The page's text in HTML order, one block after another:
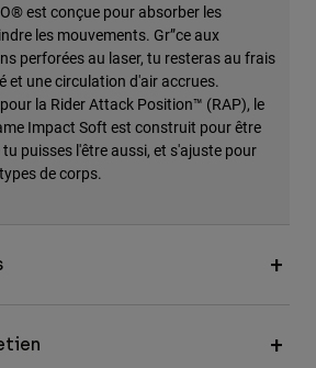
est conçue pour absorber les
les mouvements. Gr”ce aux
perforées au laser, tu resteras au frais
et une circulation d'air accrues.
la Rider Attack Position™ (RAP), le
Impact Soft est construit pour être
puisses l'être aussi, et s'ajuste pour
de corps.